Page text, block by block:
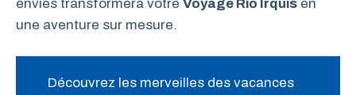
envies transformera votre Voyage Rio Irquis en
une aventure sur mesure.
Découvrez les merveilles des vacances